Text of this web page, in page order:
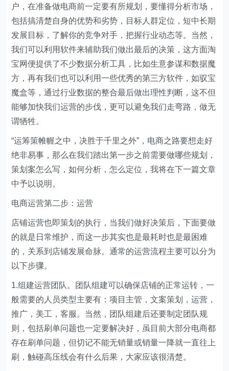
户，在准备做电商前一定要有所规划，要懂得分析市场，
包括搞清楚自身的优势和劣势，目标人群定位，短中长期
发展目标，了解你的竞争对手，把握行业动态等。当然，
我们可以利用软件来辅助我们做出最后的决策，这方面淘
宝网便提供了不少数据分析工具，比如生意参谋和数据魔
方，再有我们也可以利用一些优秀的第三方软件，如驭宝
魔盒等，通过行业数据的整合最后做出理性判断，这不但
能够加快我们运营的步伐，更可以避免我们走弯路，做无
谓牺牲。
“运筹策帷幄之中，决胜于千里之外”，电商之路要想走好
绝非易事，那么在我们踏出第一步之前需要做哪些规划，
策划案怎么写，如何分析，怎么定位，我将在下一篇文章
中予以说明。
电商运营第二步：运营
店铺运营也即策划的执行，当我们做好决策后，下面要做
的就是日常维护，而这一步其实也是最耗时也是最困难
的，关系到店铺发展命脉。通常的运营流程主要可以分为
以下步骤。
1.组建运营团队。团队组建可以确保店铺的正常运转，一
般需要的人员类型主要有：项目主管，文案策划，运营，
推广，美工，客服。当然，团队组建后还要制定团队规
则，包括刷单问题也一定要解决好，虽目前大部分电商都
存在刷单问题，但切记不能无销量或销量一降就一直往上
刷，触碰高压线会有什么后果，大家应该很清楚。